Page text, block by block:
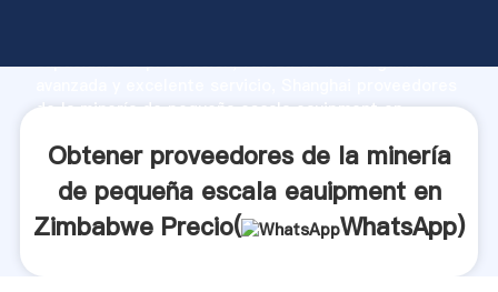
capacidad de producción, fuerza de investigación
de la minería de pequeña escala eauipment en
todos los clientes.
Obtener proveedores de la minería
de pequeña escala eauipment en
Zimbabwe Precio(
WhatsApp)